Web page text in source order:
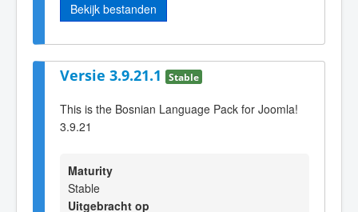
Bekijk bestanden
Versie 3.9.21.1 Stable
This is the Bosnian Language Pack for Joomla!
3.9.21
Maturity
Stable
Uitgebracht op